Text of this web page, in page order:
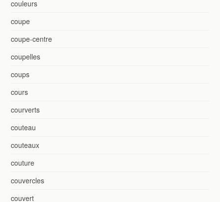
couleurs
coupe
coupe-centre
coupelles
coups
cours
courverts
couteau
couteaux
couture
couvercles
couvert